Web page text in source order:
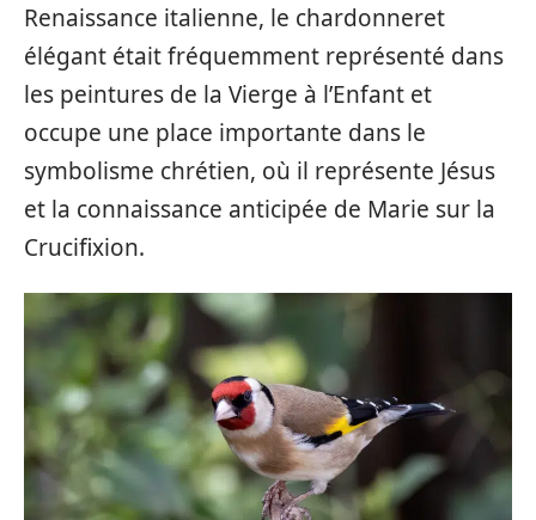
Renaissance italienne, le chardonneret
élégant était fréquemment représenté dans
les peintures de la Vierge à l’Enfant et
occupe une place importante dans le
symbolisme chrétien, où il représente Jésus
et la connaissance anticipée de Marie sur la
Crucifixion.